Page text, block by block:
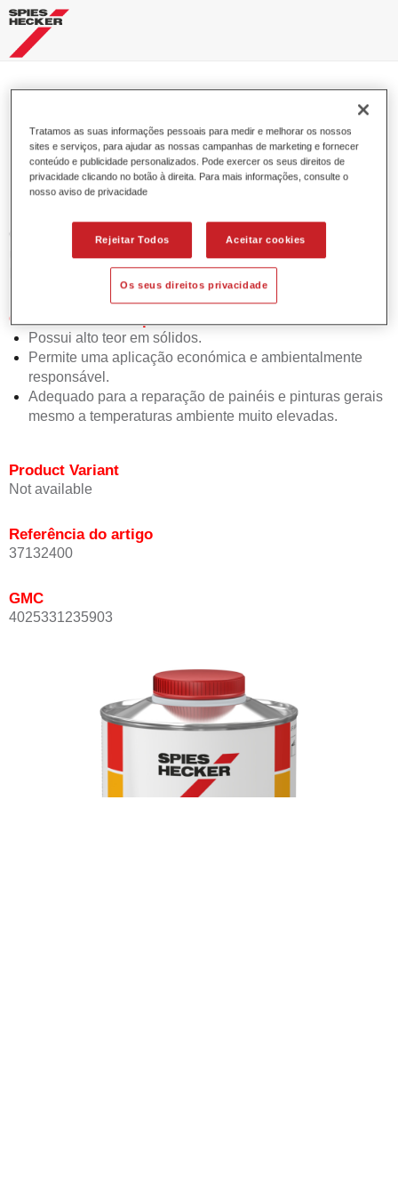
Permasolid® VHS Hardener
3240 extra slow
O Permasolid Endurecedor VHS 3240 extra lento permite
uma óptima aplicação para os aparelhos Permasolid HS,
Permasolid Esmalte HS 275 e vernizes HS.
Características do produto
Possui alto teor em sólidos.
Permite uma aplicação económica e ambientalmente
responsável.
Adequado para a reparação de painéis e pinturas gerais
mesmo a temperaturas ambiente muito elevadas.
Product Variant
Not available
Referência do artigo
37132400
GMC
4025331235903
Tratamos as suas informações pessoais para medir e melhorar os nossos
sites e serviços, para ajudar as nossas campanhas de marketing e fornecer
conteúdo e publicidade personalizados. Pode exercer os seus direitos de
privacidade clicando no botão à direita. Para mais informações, consulte o
nosso aviso de privacidade
Rejeitar Todos Aceitar cookies
Os seus direitos privacidade